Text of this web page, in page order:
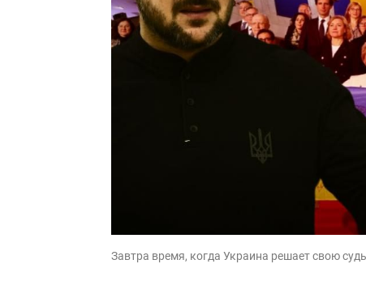
Завтра время, когда Украина решает свою